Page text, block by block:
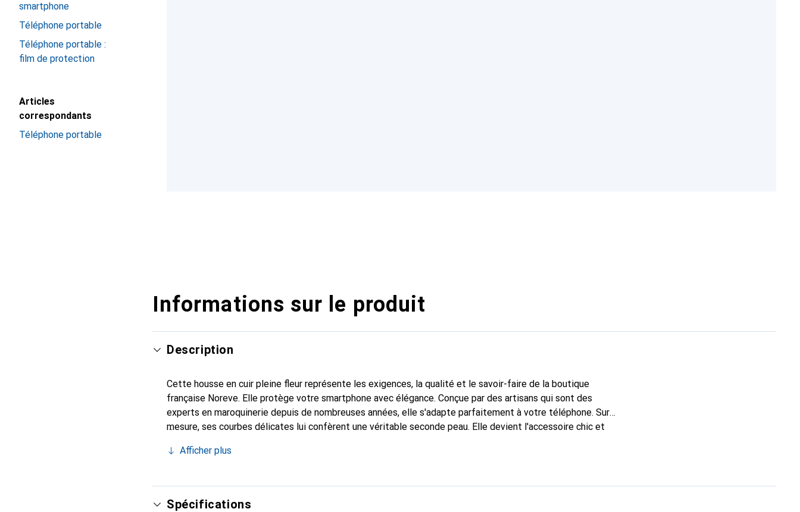
smartphone
Téléphone portable
Téléphone portable :
film de protection
Articles
correspondants
Téléphone portable
Informations sur le produit
Description
Cette housse en cuir pleine fleur représente les exigences, la qualité et le savoir-faire de la boutique
française Noreve. Elle protège votre smartphone avec élégance. Conçue par des artisans qui sont des
experts en maroquinerie depuis de nombreuses années, elle s'adapte parfaitement à votre téléphone. Sur
mesure, ses courbes délicates lui confèrent une véritable seconde peau. Elle devient l'accessoire chic et
marque Noreve est un choix sûr pour une clientèle exigeante.
Afficher plus
Spécifications